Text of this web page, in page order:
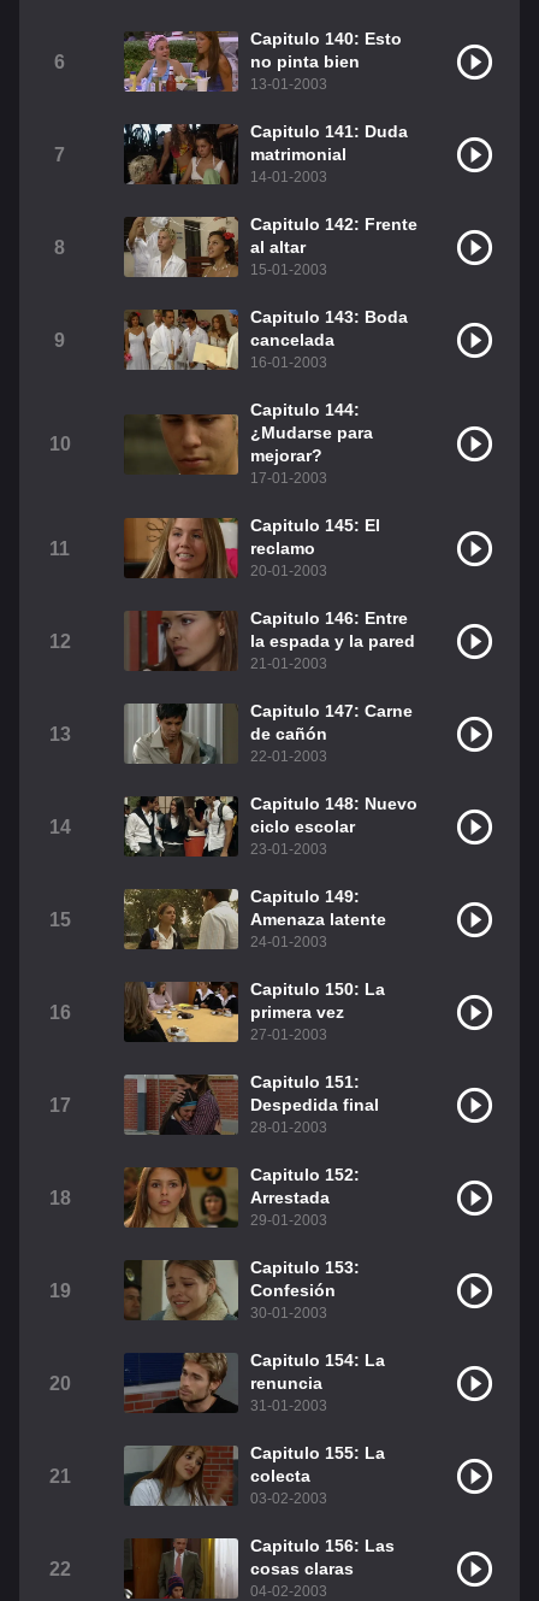
Christian Chavez
Dulce María Maite Perroni
Como Assistir Legendado
6
Capitulo 140: Esto
no pinta bien
13-01-2003
7
Capitulo 141: Duda
matrimonial
14-01-2003
8
Capitulo 142: Frente
al altar
15-01-2003
9
Capitulo 143: Boda
cancelada
16-01-2003
10
Capitulo 144:
¿Mudarse para
mejorar?
17-01-2003
11
Capitulo 145: El
reclamo
20-01-2003
12
Capitulo 146: Entre
la espada y la pared
21-01-2003
13
Capitulo 147: Carne
de cañón
22-01-2003
14
Capitulo 148: Nuevo
ciclo escolar
23-01-2003
15
Capitulo 149:
Amenaza latente
24-01-2003
16
Capitulo 150: La
primera vez
27-01-2003
17
Capitulo 151:
Despedida final
28-01-2003
18
Capitulo 152:
Arrestada
29-01-2003
19
Capitulo 153:
Confesión
30-01-2003
20
Capitulo 154: La
renuncia
31-01-2003
21
Capitulo 155: La
colecta
03-02-2003
22
Capitulo 156: Las
cosas claras
04-02-2003